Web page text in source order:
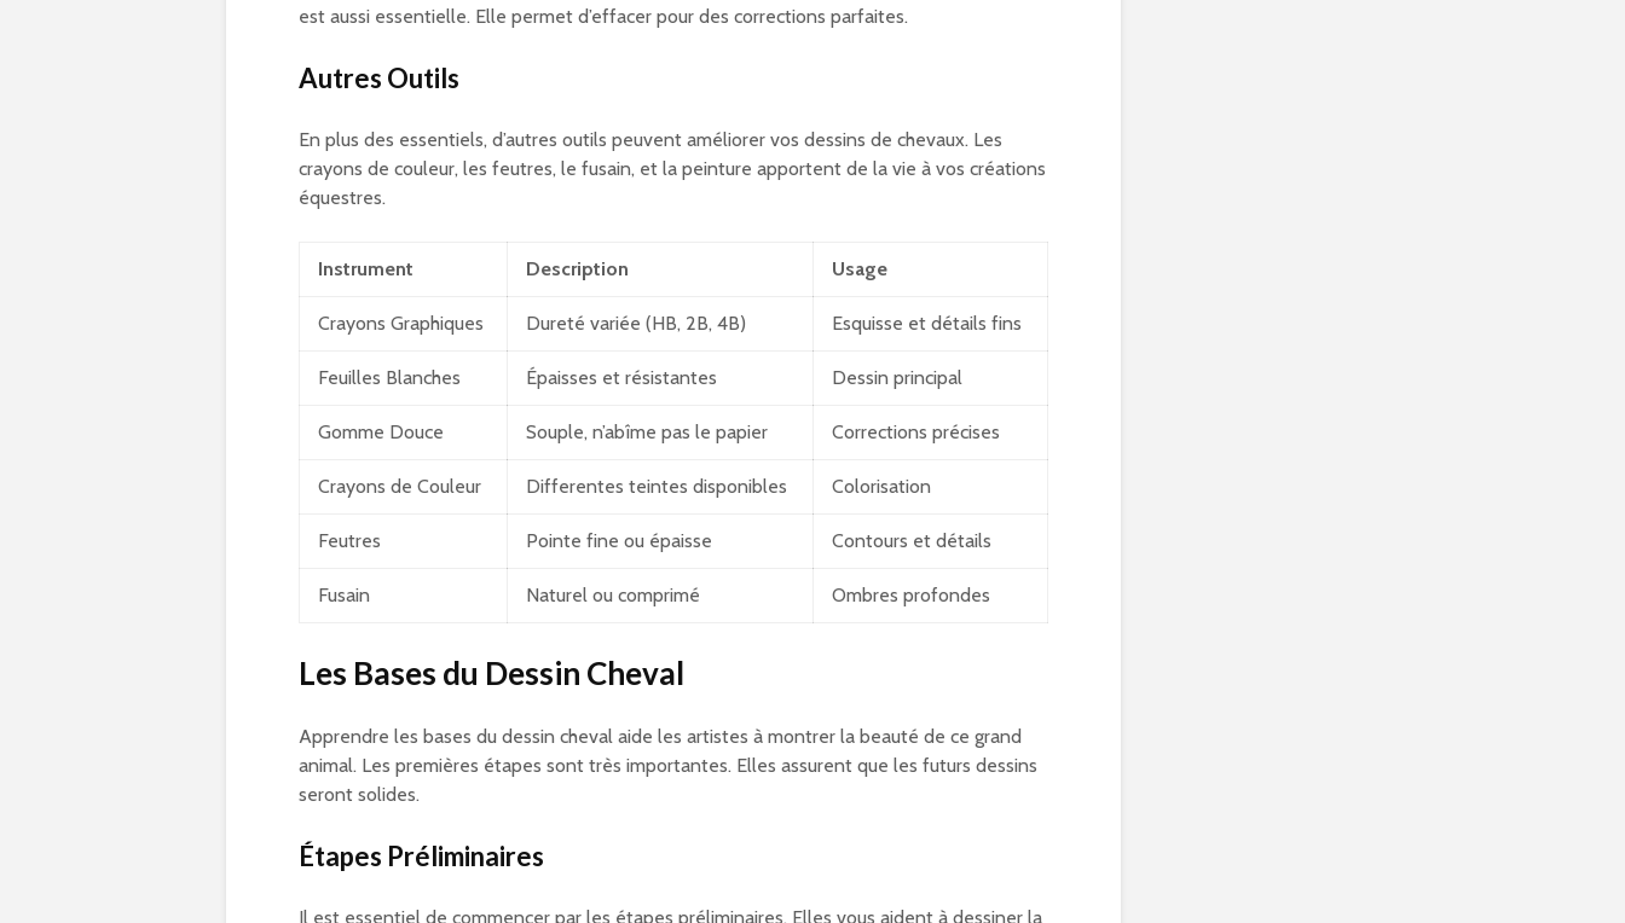
est aussi essentielle. Elle permet d’effacer pour des corrections parfaites.
Autres Outils
En plus des essentiels, d’autres outils peuvent améliorer vos dessins de chevaux. Les
crayons de couleur, les feutres, le fusain, et la peinture apportent de la vie à vos créations
équestres.
Instrument Description Usage
Crayons Graphiques Dureté variée (HB, 2B, 4B) Esquisse et détails fins
Feuilles Blanches Épaisses et résistantes Dessin principal
Gomme Douce Souple, n’abîme pas le papier Corrections précises
Crayons de Couleur Differentes teintes disponibles Colorisation
Feutres Pointe fine ou épaisse Contours et détails
Fusain Naturel ou comprimé Ombres profondes
Les Bases du Dessin Cheval
Apprendre les bases du dessin cheval aide les artistes à montrer la beauté de ce grand
animal. Les premières étapes sont très importantes. Elles assurent que les futurs dessins
seront solides.
Étapes Préliminaires
Il est essentiel de commencer par les étapes préliminaires. Elles vous aident à dessiner la